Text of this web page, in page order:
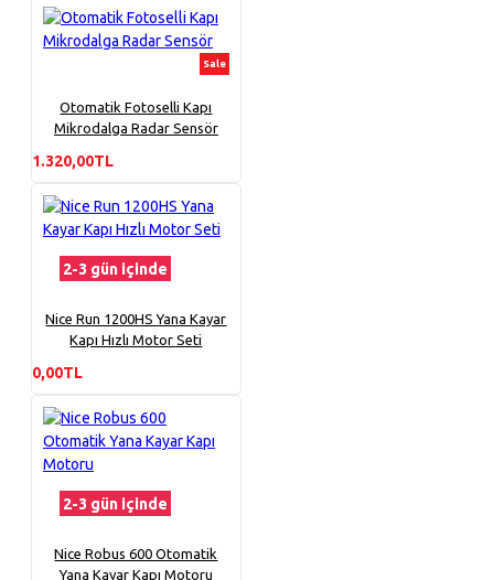
Sale
Otomatik Fotoselli Kapı
Mikrodalga Radar Sensör
1.320,00TL
2-3 gün içinde
Nice Run 1200HS Yana Kayar
Kapı Hızlı Motor Seti
0,00TL
2-3 gün içinde
Nice Robus 600 Otomatik
Yana Kayar Kapı Motoru